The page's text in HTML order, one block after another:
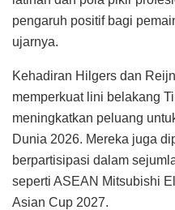
pengaruh positif bagi
ujarnya.
Kehadiran Hilgers dan
memperkuat lini belakang
meningkatkan peluang
Dunia 2026. Mereka juga
berpartisipasi dalam
seperti ASEAN Mitsubishi
Asian Cup 2027.